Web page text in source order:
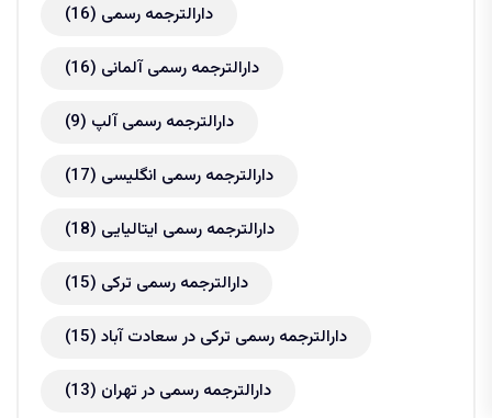
دارالترجمه رسمی (16)
دارالترجمه رسمی آلمانی (16)
دارالترجمه رسمی آلپ (9)
دارالترجمه رسمی انگلیسی (17)
دارالترجمه رسمی ایتالیایی (18)
دارالترجمه رسمی ترکی (15)
دارالترجمه رسمی ترکی در سعادت آباد (15)
دارالترجمه رسمی در تهران (13)